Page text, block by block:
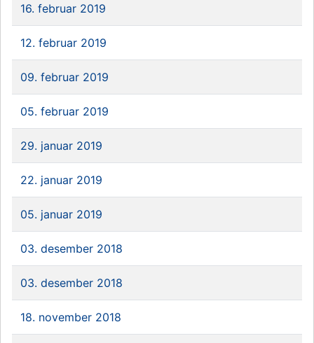
16. februar 2019
12. februar 2019
09. februar 2019
05. februar 2019
29. januar 2019
22. januar 2019
05. januar 2019
03. desember 2018
03. desember 2018
18. november 2018